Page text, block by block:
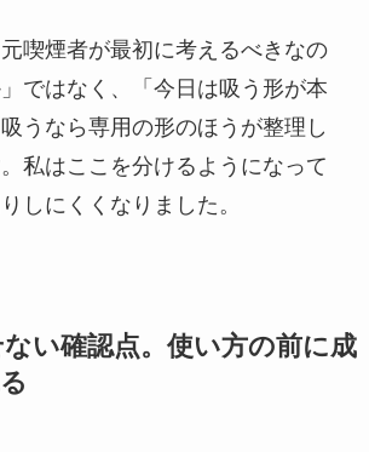
喫煙者が最初に考えるべきなの
ではなく、「今日は吸う形が本
うなら専用の形のほうが整理し
私はここを分けるようになって
しにくくなりました。
い確認点。使い方の前に成